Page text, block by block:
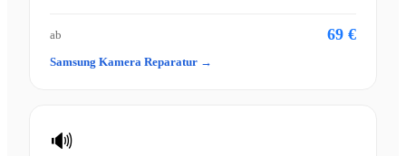
ab 69 €
Samsung Kamera Reparatur →
🔊